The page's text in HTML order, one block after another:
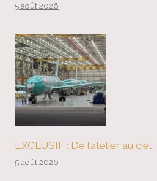
5 août 2026
EXCLUSIF : De l’atelier au
5 août 2026